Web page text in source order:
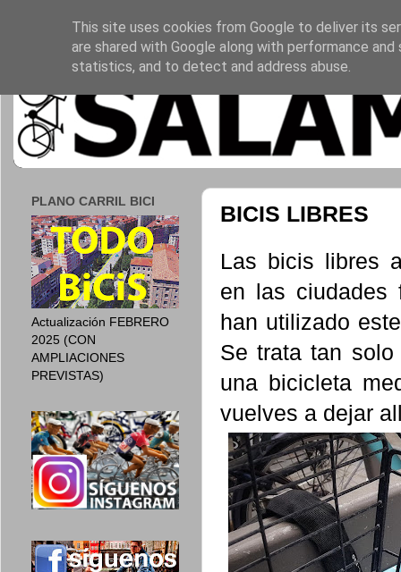
BICIS LIBRES
Las bicis libres
en las ciudades
han utilizado
Se trata tan
una bicicleta
vuelves a dejar
PLANO CARRIL BICI
Actualización FEBRERO
2025 (CON
AMPLIACIONES
PREVISTAS)
This site uses cookies from Google to deliver its
are shared with Google along with performance
statistics, and to detect and address abuse.